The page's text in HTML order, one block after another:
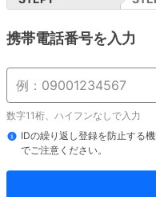
携帯電話番号を入力
数字11桁、ハイフンなしで入力
IDの繰り返し登録を防止する
でご注意ください。